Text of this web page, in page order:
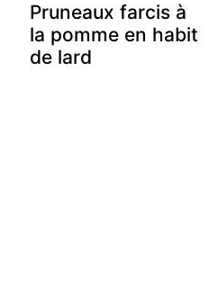
Pruneaux farcis à
la pomme en habit
de lard